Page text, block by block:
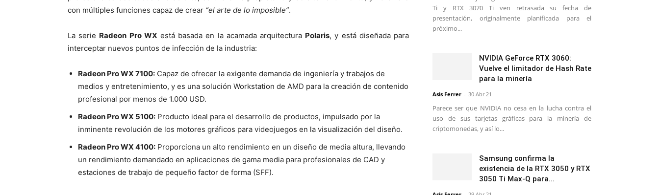
con múltiples funciones capaz de crear “el arte de lo imposible”.
La serie Radeon Pro WX está basada en la acamada arquitectura Polaris, y está diseñada para
interceptar nuevos puntos de infección de la industria:
Radeon Pro WX 7100: Capaz de ofrecer la exigente demanda de ingeniería y trabajos de
medios y entretenimiento, y es una solución Workstation de AMD para la creación de contenido
profesional por menos de 1.000 USD.
Radeon Pro WX 5100: Producto ideal para el desarrollo de productos, impulsado por la
inminente revolución de los motores gráficos para videojuegos en la visualización del diseño.
Radeon Pro WX 4100: Proporciona un alto rendimiento en un diseño de media altura, llevando
un rendimiento demandado en aplicaciones de gama media para profesionales de CAD y
estaciones de trabajo de pequeño factor de forma (SFF).
Ti y RTX 3070 Ti ven retrasada su fecha de
presentación, originalmente planificada para el
próximo...
NVIDIA GeForce RTX 3060:
Vuelve el limitador de Hash Rate
para la minería
Asis Ferrer - 30 Abr 21
Parece ser que NVIDIA no cesa en la lucha contra el
uso de sus tarjetas gráficas para la minería de
criptomonedas, y así lo...
Samsung confirma la
existencia de la RTX 3050 y RTX
3050 Ti Max-Q para...